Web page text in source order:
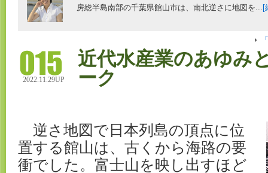
房総半島南部の千葉県館山市は、南北逆さに地図を...
2022.11.29UP
近代水産業のあゆみ
ーク
逆さ地図で日本列島の頂点に位
置する館山は、古くから海路の要
衝でした。富士山を映し出すほど